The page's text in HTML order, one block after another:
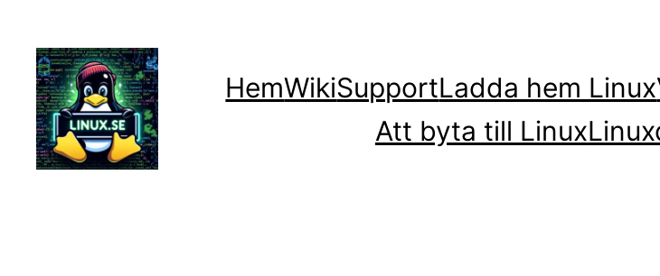
innehåll
HemWikiSupportLadda hem Linux
Att byta till Linux